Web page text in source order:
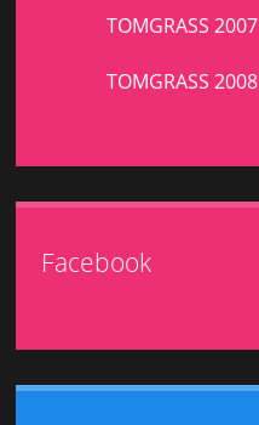
TOMGRASS 2007
TOMGRASS 2008
Facebook